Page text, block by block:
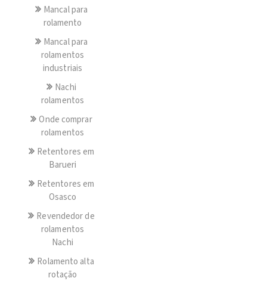
Mancal para
rolamento
Mancal para
rolamentos
industriais
Nachi
rolamentos
Onde comprar
rolamentos
Retentores em
Barueri
Retentores em
Osasco
Revendedor de
rolamentos
Nachi
Rolamento alta
rotação